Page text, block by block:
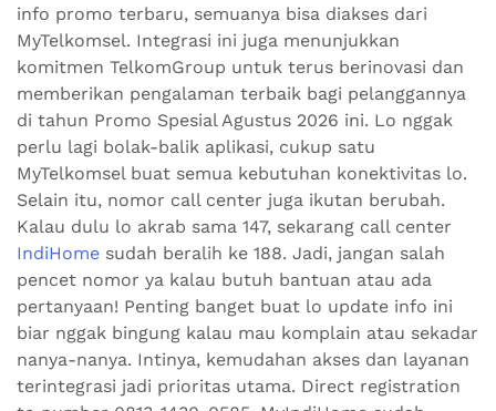
info promo terbaru, semuanya bisa diakses dari
MyTelkomsel. Integrasi ini juga menunjukkan
komitmen TelkomGroup untuk terus berinovasi dan
memberikan pengalaman terbaik bagi pelanggannya
di tahun Promo Spesial Agustus 2026 ini. Lo nggak
perlu lagi bolak-balik aplikasi, cukup satu
MyTelkomsel buat semua kebutuhan konektivitas lo.
Selain itu, nomor call center juga ikutan berubah.
Kalau dulu lo akrab sama 147, sekarang call center
IndiHome sudah beralih ke 188. Jadi, jangan salah
pencet nomor ya kalau butuh bantuan atau ada
pertanyaan! Penting banget buat lo update info ini
biar nggak bingung kalau mau komplain atau sekadar
nanya-nanya. Intinya, kemudahan akses dan layanan
terintegrasi jadi prioritas utama. Direct registration